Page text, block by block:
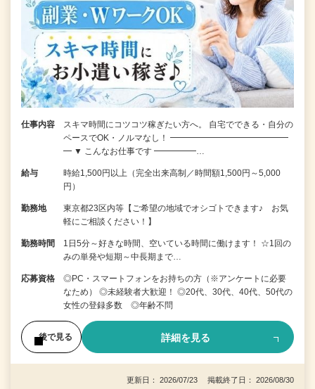
仕事内容
スキマ時間にコツコツ稼ぎたい方へ。 自宅でできる・自分の
ペースでOK・ノルマなし！ ━━━━━━━━━━━━━━
━ ▼ こんなお仕事です ━━━━━…
給与
時給1,500円以上（完全出来高制／時間額1,500円～5,000
円）
勤務地
東京都23区内等【ご希望の地域でオシゴトできます♪ お気
軽にご相談ください！】
勤務時間
1日5分～好きな時間、空いている時間に働けます！ ☆1回の
みの単発や短期～中長期まで…
応募資格
◎PC・スマートフォンをお持ちの方（※アンケートに必要
なため） ◎未経験者大歓迎！ ◎20代、30代、40代、50代の
女性の登録多数 ◎年齢不問
後で見る 詳細を見る
更新日： 2026/07/23 掲載終了日： 2026/08/30